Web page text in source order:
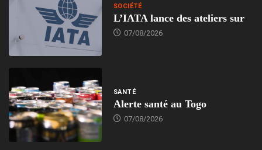
SOCIÉTÉ
L’IATA lance des ateliers sur
07/08/2026
SANTÉ
Alerte santé au Togo
07/08/2026